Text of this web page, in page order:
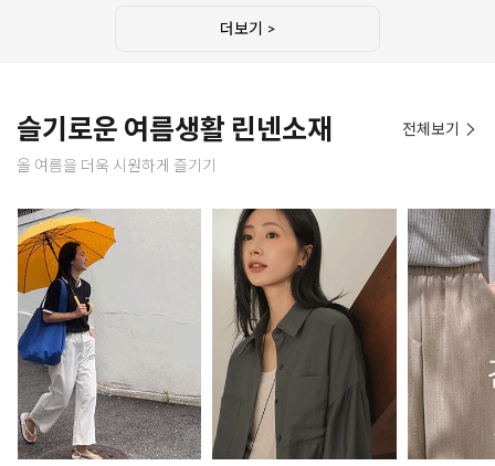
더보기 >
슬기로운 여름생활 린넨소재
올 여름을 더욱 시원하게 즐기기
전체보기